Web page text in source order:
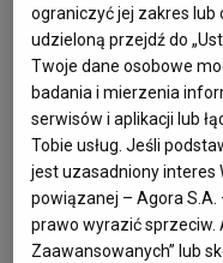
W
Centrum Bencien w
Mazowieckiego. -
komórek ojca i
jest następstwem
ograniczyć jej zakres
udzieloną przejdź do
Twoje dane osobowe
badania i mierzenia
serwisów i aplikacji lub
Tobie usług. Jeśli
jest uzasadniony interes
powiązanej – Agora
prawo wyrazić sprzeciw.
Zaawansowanych” lub